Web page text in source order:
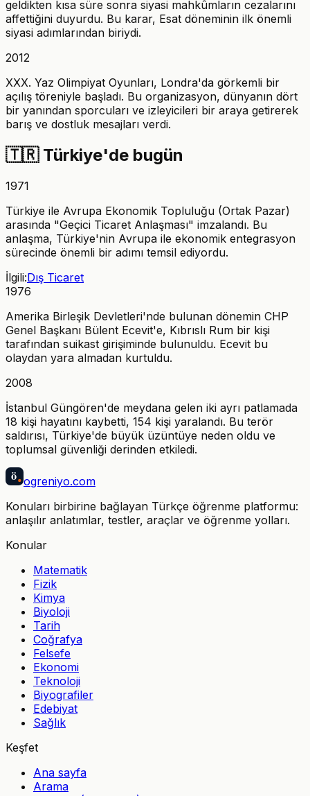
geldikten kısa süre sonra siyasi mahkûmların cezalarını
affettiğini duyurdu. Bu karar, Esat döneminin ilk önemli
siyasi adımlarından biriydi.
2012
XXX. Yaz Olimpiyat Oyunları, Londra'da görkemli bir
açılış töreniyle başladı. Bu organizasyon, dünyanın dört
bir yanından sporcuları ve izleyicileri bir araya getirerek
barış ve dostluk mesajları verdi.
🇹🇷 Türkiye'de bugün
1971
Türkiye ile Avrupa Ekonomik Topluluğu (Ortak Pazar)
arasında "Geçici Ticaret Anlaşması" imzalandı. Bu
anlaşma, Türkiye'nin Avrupa ile ekonomik entegrasyon
sürecinde önemli bir adımı temsil ediyordu.
İlgili:Dış Ticaret
1976
Amerika Birleşik Devletleri'nde bulunan dönemin CHP
Genel Başkanı Bülent Ecevit'e, Kıbrıslı Rum bir kişi
tarafından suikast girişiminde bulunuldu. Ecevit bu
olaydan yara almadan kurtuldu.
2008
İstanbul Güngören'de meydana gelen iki ayrı patlamada
18 kişi hayatını kaybetti, 154 kişi yaralandı. Bu terör
saldırısı, Türkiye'de büyük üzüntüye neden oldu ve
toplumsal güvenliği derinden etkiledi.
ö ogreniyo.com
Konuları birbirine bağlayan Türkçe öğrenme platformu:
anlaşılır anlatımlar, testler, araçlar ve öğrenme yolları.
Konular
Matematik
Fizik
Kimya
Biyoloji
Tarih
Coğrafya
Felsefe
Ekonomi
Teknoloji
Biyografiler
Edebiyat
Sağlık
Keşfet
Ana sayfa
Arama